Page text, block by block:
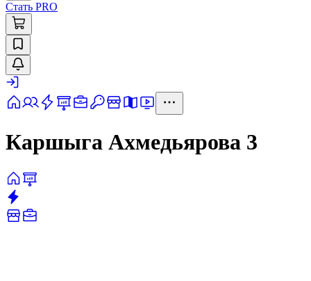
Стать PRO
Каршыга Ахмедьярова 3